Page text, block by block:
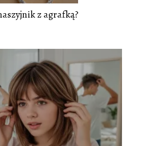
z agrafką?